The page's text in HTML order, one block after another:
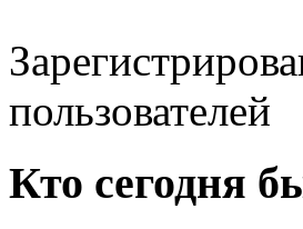
пользователей
Кто сегодня